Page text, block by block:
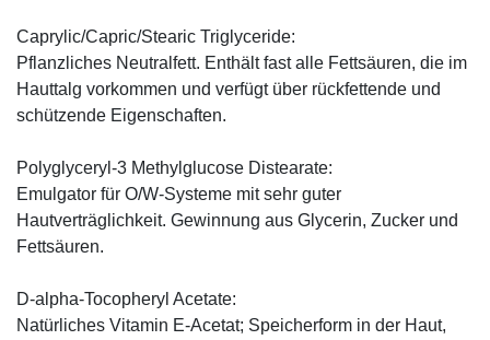
Caprylic/Capric/Stearic Triglyceride:
Pflanzliches Neutralfett. Enthält fast alle Fettsäuren, die im
Hauttalg vorkommen und verfügt über rückfettende und
schützende Eigenschaften.
Polyglyceryl-3 Methylglucose Distearate:
Emulgator für O/W-Systeme mit sehr guter
Hautverträglichkeit. Gewinnung aus Glycerin, Zucker und
Fettsäuren.
D-alpha-Tocopheryl Acetate:
Natürliches Vitamin E-Acetat; Speicherform in der Haut,